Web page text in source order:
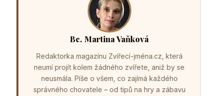
Bc. Martina Vaňková
Redaktorka magazínu Zvířecí-jména.cz, která
neumí projít kolem žádného zvířete, aniž by se
neusmála. Píše o všem, co zajímá každého
správného chovatele – od tipů na hry a zábavu